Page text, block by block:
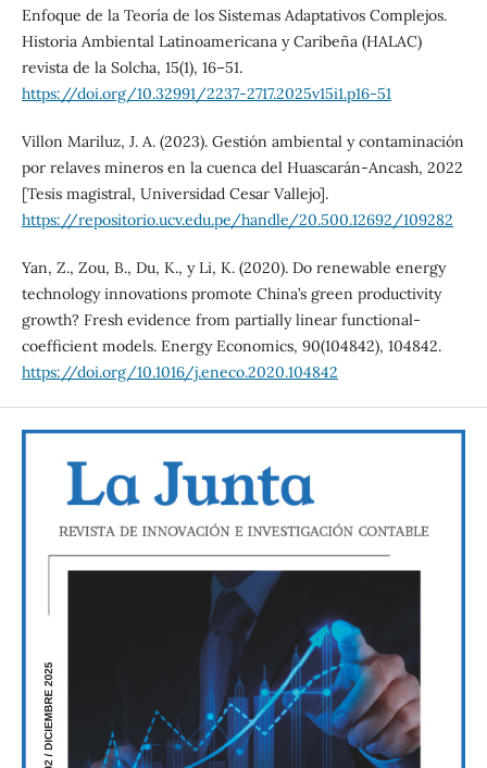
Enfoque de la Teoría de los Sistemas Adaptativos Complejos.
Historia Ambiental Latinoamericana y Caribeña (HALAC)
revista de la Solcha, 15(1), 16–51.
https://doi.org/10.32991/2237-2717.2025v15i1.p16-51
Villon Mariluz, J. A. (2023). Gestión ambiental y contaminación
por relaves mineros en la cuenca del Huascarán-Ancash, 2022
[Tesis magistral, Universidad Cesar Vallejo].
https://repositorio.ucv.edu.pe/handle/20.500.12692/109282
Yan, Z., Zou, B., Du, K., y Li, K. (2020). Do renewable energy
technology innovations promote China’s green productivity
growth? Fresh evidence from partially linear functional-
coefficient models. Energy Economics, 90(104842), 104842.
https://doi.org/10.1016/j.eneco.2020.104842